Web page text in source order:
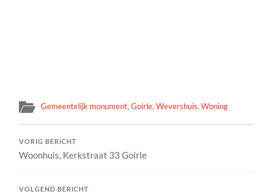
Gemeentelijk monument,Goirle,Wevershuis,Woning
VORIG BERICHT
Woonhuis, Kerkstraat 33 Goirle
VOLGEND BERICHT